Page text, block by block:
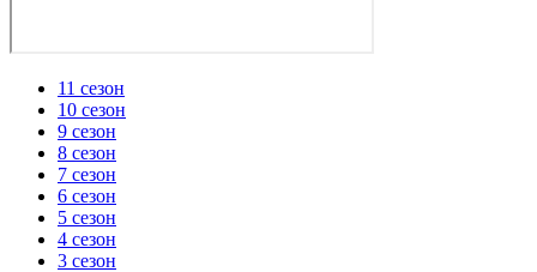
11 сезон
10 сезон
9 сезон
8 сезон
7 сезон
6 сезон
5 сезон
4 сезон
3 сезон